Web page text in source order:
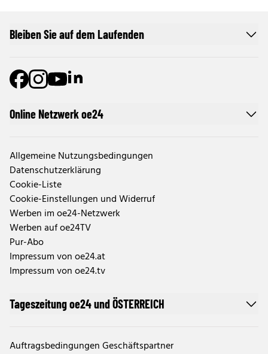
Online Netzwerk oe24
Allgemeine Nutzungsbedingungen
Datenschutzerklärung
Cookie-Liste
Cookie-Einstellungen und Widerruf
Werben im oe24-Netzwerk
Werben auf oe24TV
Pur-Abo
Impressum von oe24.at
Impressum von oe24.tv
Tageszeitung oe24 und ÖSTERREICH
Auftragsbedingungen Geschäftspartner
Bleiben Sie auf dem Laufenden